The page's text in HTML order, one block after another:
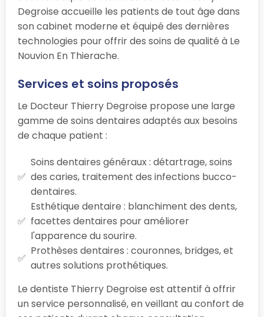
Degroise accueille les patients de tout âge dans
son cabinet moderne et équipé des dernières
technologies pour offrir des soins de qualité à Le
Nouvion En Thierache.
Services et soins proposés
Le Docteur Thierry Degroise propose une large
gamme de soins dentaires adaptés aux besoins
de chaque patient :
Soins dentaires généraux : détartrage, soins
des caries, traitement des infections bucco-
dentaires.
Esthétique dentaire : blanchiment des dents,
facettes dentaires pour améliorer
l'apparence du sourire.
Prothèses dentaires : couronnes, bridges, et
autres solutions prothétiques.
Le dentiste Thierry Degroise est attentif à offrir
un service personnalisé, en veillant au confort de